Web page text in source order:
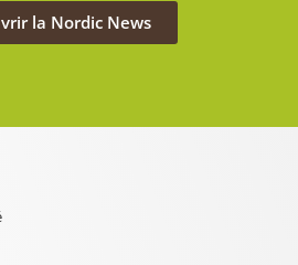
la Nordic News